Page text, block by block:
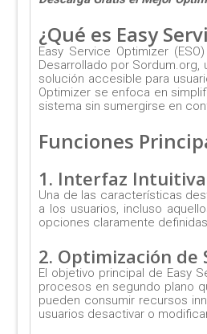
¿Qué es Easy
Easy Service Optimizer
Desarrollado por
solución accesible para
Optimizer se enfoca en
sistema sin sumergirse en
Funciones
1. Interfaz Intuitiva
Una de las características
a los usuarios, incluso
opciones claramente
2. Optimización de
El objetivo principal de Easy
procesos en segundo plano
pueden consumir recursos
usuarios desactivar o